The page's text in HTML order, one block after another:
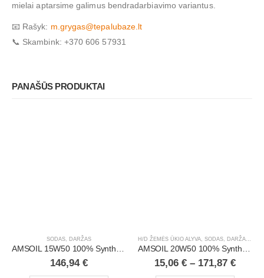
mielai aptarsime galimus bendradarbiavimo variantus.
📧 Rašyk: m.grygas@tepalubaze.lt
📞 Skambink: +370 606 57931
PANAŠŪS PRODUKTAI
SODAS, DARŽAS
146,94 €
H/D ŽEMĖS ŪKIO ALYVA SODAS, DARŽAS
15,06 € – 171,87 €